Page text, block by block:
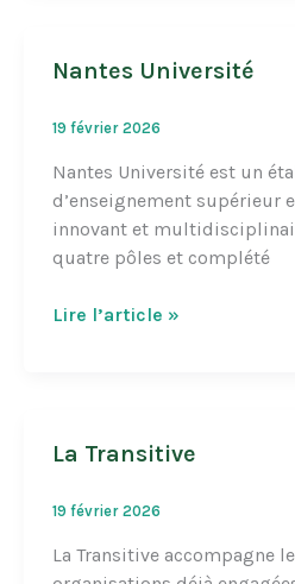
Nantes Université
19 février 2026
Nantes Université est un
d’enseignement supérieur
innovant et
quatre pôles et complété
Nantes
Lire l’article »
La Transitive
19 février 2026
La Transitive accompagne